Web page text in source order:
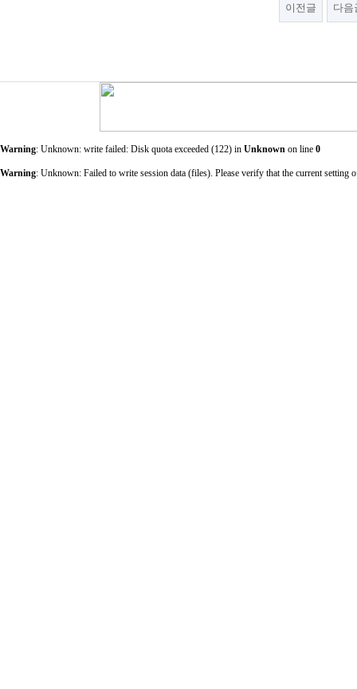
이전글 다음
Warning: Unknown: write failed: Disk quota exceeded (122) in Unknown on line 0
Warning: Unknown: Failed to write session data (files). Please verify that the current